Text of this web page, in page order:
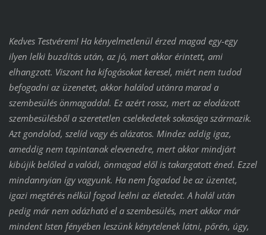
Kedves Testvérem! Ha kényelmetlenül érzed magad egy-egy
ilyen lelki buzdítás után, az jó, mert akkor érintett, ami
elhangzott. Viszont ha kifogásokat keresel, miért nem tudod
befogadni az üzenetet, akkor halálod utánra marad a
szembesülés önmagaddal. Ez azért rossz, mert az elodázott
szembesülésből a szeretetlen cselekedetek sokasága származik.
Azt gondolod, szelíd vagy és alázatos. Mindez addig igaz,
ameddig nem tapintanak elevenedre, mert akkor mindjárt
kibújik belőled a valódi, önmagad elől is takargatott éned. Ezzel
mindannyian így vagyunk. Ha nem fogadod be az üzentet,
igazi megtérés nélkül fogod leélni az életedet. A halál után
pedig már nem odázható el a szembesülés, mert akkor már
mindent Isten fényében leszünk kénytelenek látni, pőrén, úgy,